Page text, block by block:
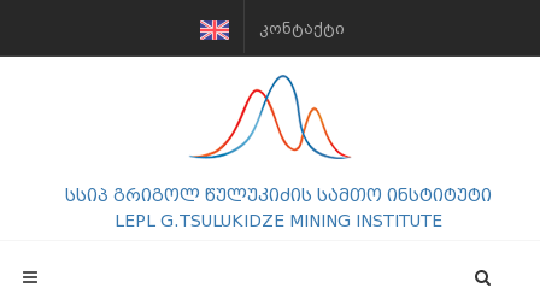
ᲙᲝᲜᲢᲐᲥᲢᲘ
სსიპ გრიგოლ წულუკიძის სამთო ინსტიტუტი
LEPL G.TSULUKIDZE MINING INSTITUTE